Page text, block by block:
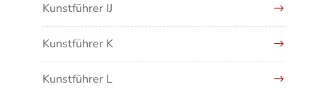
Kunstführer IJ
Kunstführer K
Kunstführer L